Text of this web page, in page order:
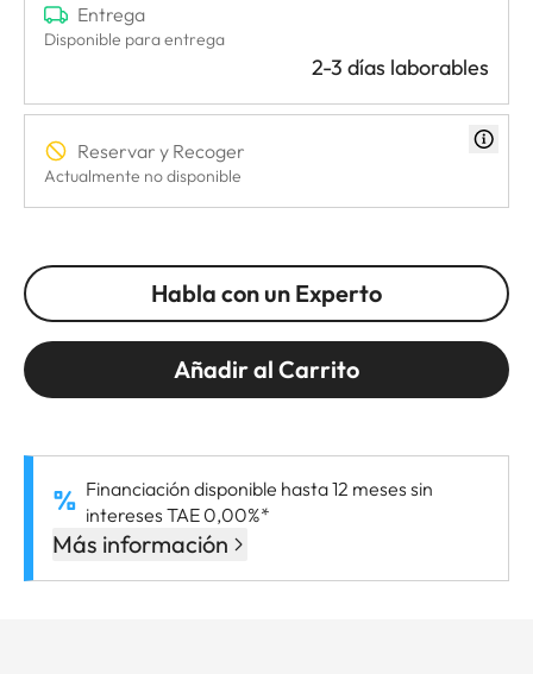
Entrega
Disponible para entrega
2-3 días laborables
Reservar y Recoger
Actualmente no disponible
Habla con un Experto
Añadir al Carrito
Financiación disponible hasta 12 meses sin
intereses TAE 0,00%*
Más información